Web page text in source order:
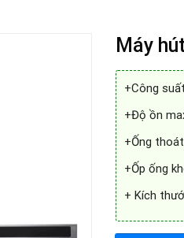
Máy
+Công
+Độ ồn
+Ống
+Ốp ống
+ Kích